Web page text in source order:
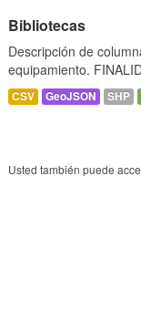
Bibliotecas
Descripción de
equipamiento.
CSV GeoJSON SHP
Usted también puede